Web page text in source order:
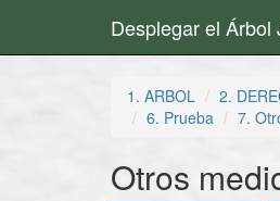
Desplegar el Árbol
1. ARBOL 2.
6. Prueba
7.
Otros